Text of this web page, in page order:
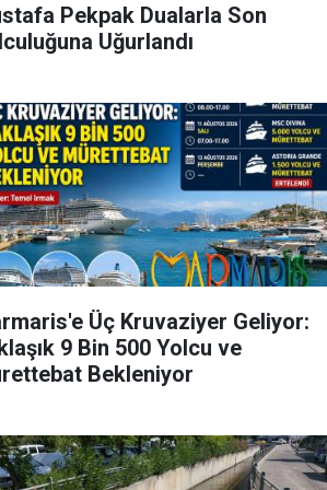
Pekpak Dualarla Son
Uğurlandı
Üç Kruvaziyer Geliyor:
9 Bin 500 Yolcu ve
Bekleniyor